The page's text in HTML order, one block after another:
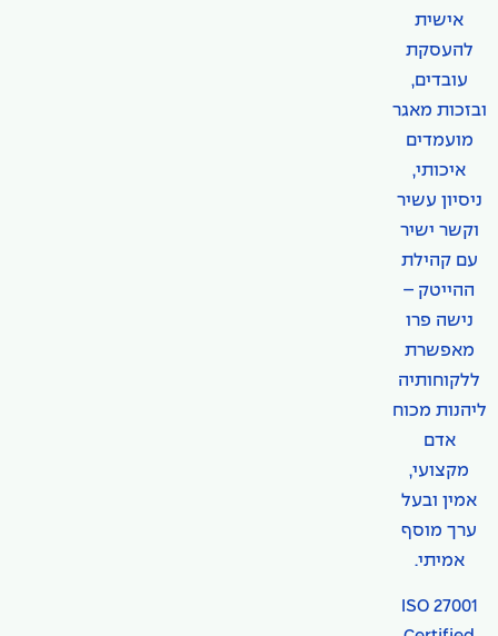
אישית
להעסקת
עובדים,
ובזכות מאגר
מועמדים
איכותי,
ניסיון עשיר
וקשר ישיר
עם קהילת
ההייטק –
נישה פרו
מאפשרת
ללקוחותיה
ליהנות מכוח
אדם
מקצועי,
אמין ובעל
ערך מוסף
אמיתי.
ISO 27001